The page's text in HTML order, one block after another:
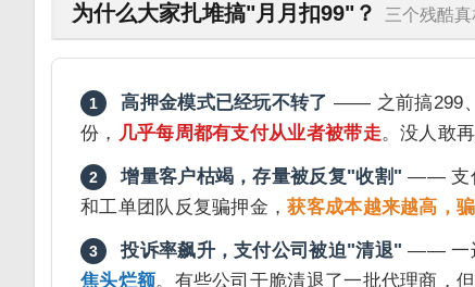
为什么大家扎堆搞"月月扣99"？ 三个残酷真
1 高押金模式已经玩不转了 —— 之前搞299
份，
几乎每周都有支付从业者被带走。没人敢
2 增量客户枯竭，存量被反复"收割" —— 支
和工单团队反复骗押金，获客成本越来越高，
3 投诉率飙升，支付公司被迫"清退" —— 一
焦头烂额。有些公司干脆清退了一批代理商，